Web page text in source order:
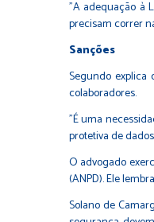
"A adequação à
precisam correr
Sanções
Segundo explica
colaboradores.
"É uma
protetiva de
O advogado
(ANPD). Ele
Solano de